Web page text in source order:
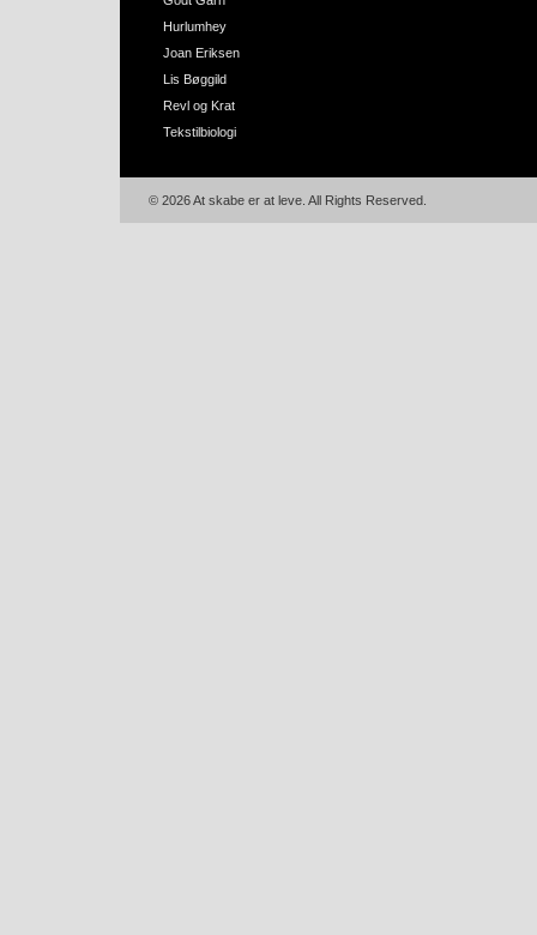
Hurlumhey
Joan Eriksen
Lis Bøggild
Revl og Krat
Tekstilbiologi
© 2026 At skabe er at leve. All Rights Reserved.